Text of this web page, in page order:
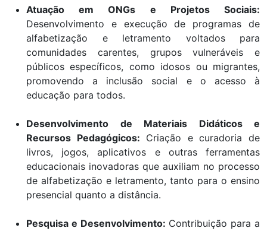
Atuação em ONGs e Projetos Sociais:
Desenvolvimento e execução de programas de
alfabetização e letramento voltados para
comunidades carentes, grupos vulneráveis e
públicos específicos, como idosos ou migrantes,
promovendo a inclusão social e o acesso à
educação para todos.
Desenvolvimento de Materiais Didáticos e
Recursos Pedagógicos: Criação e curadoria de
livros, jogos, aplicativos e outras ferramentas
educacionais inovadoras que auxiliam no processo
de alfabetização e letramento, tanto para o ensino
presencial quanto a distância.
Pesquisa e Desenvolvimento: Contribuição para a